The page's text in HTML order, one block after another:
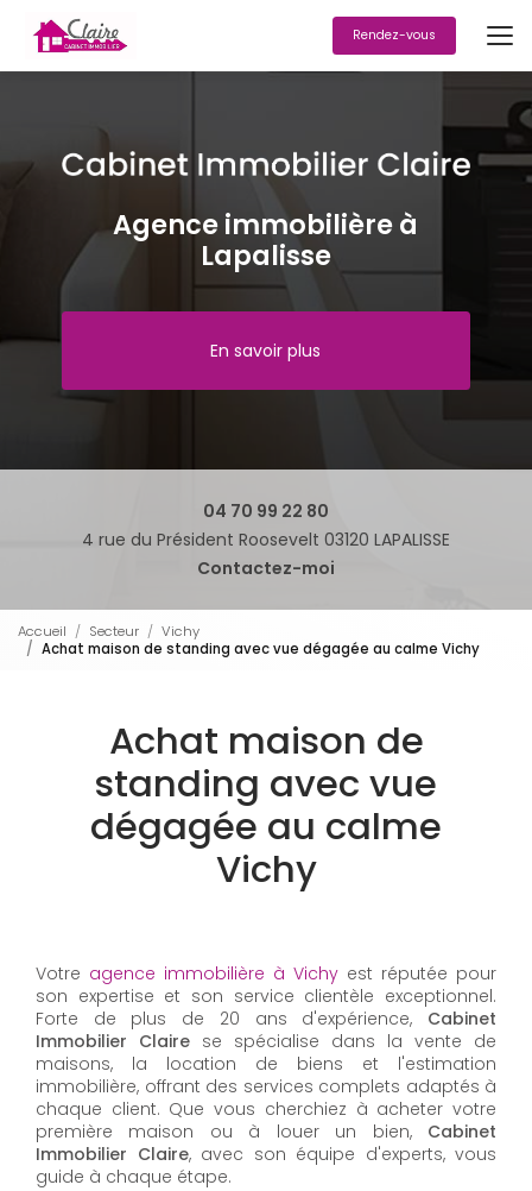
contenu
principal
Rendez-vous
Agence immobilière à
Lapalisse
En savoir plus
04 70 99 22 80
4 rue du Président Roosevelt 03120 LAPALISSE
Contactez-moi
Accueil Secteur
Vichy
Achat maison de standing avec vue dégagée au calme Vichy
Achat maison de
standing avec vue
dégagée au calme
Vichy
Votre agence immobilière à Vichy est réputée pour
son expertise et son service clientèle exceptionnel.
Forte de plus de 20 ans d'expérience, Cabinet
Immobilier Claire se spécialise dans la vente de
maisons, la location de biens et l'estimation
immobilière, offrant des services complets adaptés à
chaque client. Que vous cherchiez à acheter votre
première maison ou à louer un bien, Cabinet
Immobilier Claire, avec son équipe d'experts, vous
guide à chaque étape.